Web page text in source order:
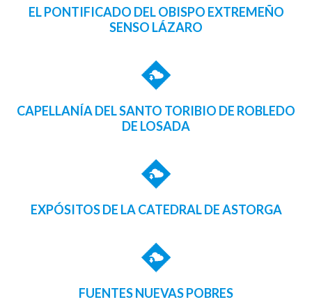
EL PONTIFICADO DEL OBISPO EXTREMEÑO
SENSO LÁZARO
CAPELLANÍA DEL SANTO TORIBIO DE ROBLEDO
DE LOSADA
EXPÓSITOS DE LA CATEDRAL DE ASTORGA
FUENTES NUEVAS POBRES